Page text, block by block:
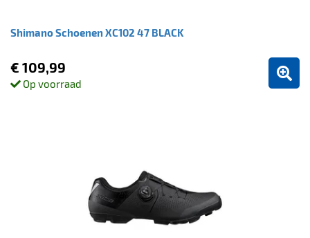
Shimano Schoenen XC102 47 BLACK
€ 109,99
Op voorraad